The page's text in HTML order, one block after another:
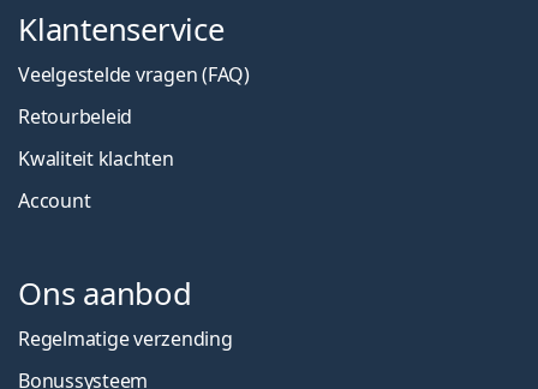
Klantenservice
Veelgestelde vragen (FAQ)
Retourbeleid
Kwaliteit klachten
Account
Ons aanbod
Regelmatige verzending
Bonussysteem